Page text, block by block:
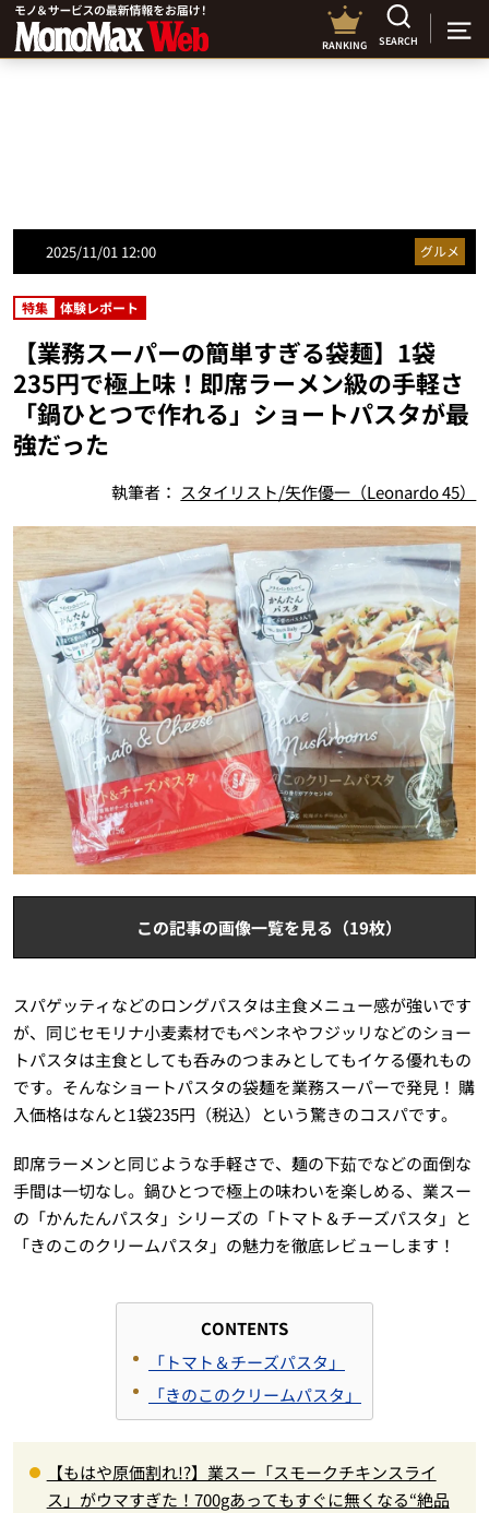
RANKING SEARCH
2025/11/01 12:00 グルメ
特集 体験レポート
【業務スーパーの簡単すぎる袋麺】1袋
235円で極上味！即席ラーメン級の手軽さ
「鍋ひとつで作れる」ショートパスタが最
強だった
執筆者： スタイリスト/矢作優一（Leonardo 45）
この記事の画像一覧を見る（19枚）
スパゲッティなどのロングパスタは主食メニュー感が強いです
が、同じセモリナ小麦素材でもペンネやフジッリなどのショー
トパスタは主食としても呑みのつまみとしてもイケる優れもの
です。そんなショートパスタの袋麺を業務スーパーで発見！ 購
入価格はなんと1袋235円（税込）という驚きのコスパです。
即席ラーメンと同じような手軽さで、麺の下茹でなどの面倒な
手間は一切なし。鍋ひとつで極上の味わいを楽しめる、業スー
の「かんたんパスタ」シリーズの「トマト＆チーズパスタ」と
「きのこのクリームパスタ」の魅力を徹底レビューします！
CONTENTS
「トマト＆チーズパスタ」
「きのこのクリームパスタ」
【もはや原価割れ!?】業スー「スモークチキンスライ
ス」がウマすぎた！700gあってもすぐに無くなる“絶品